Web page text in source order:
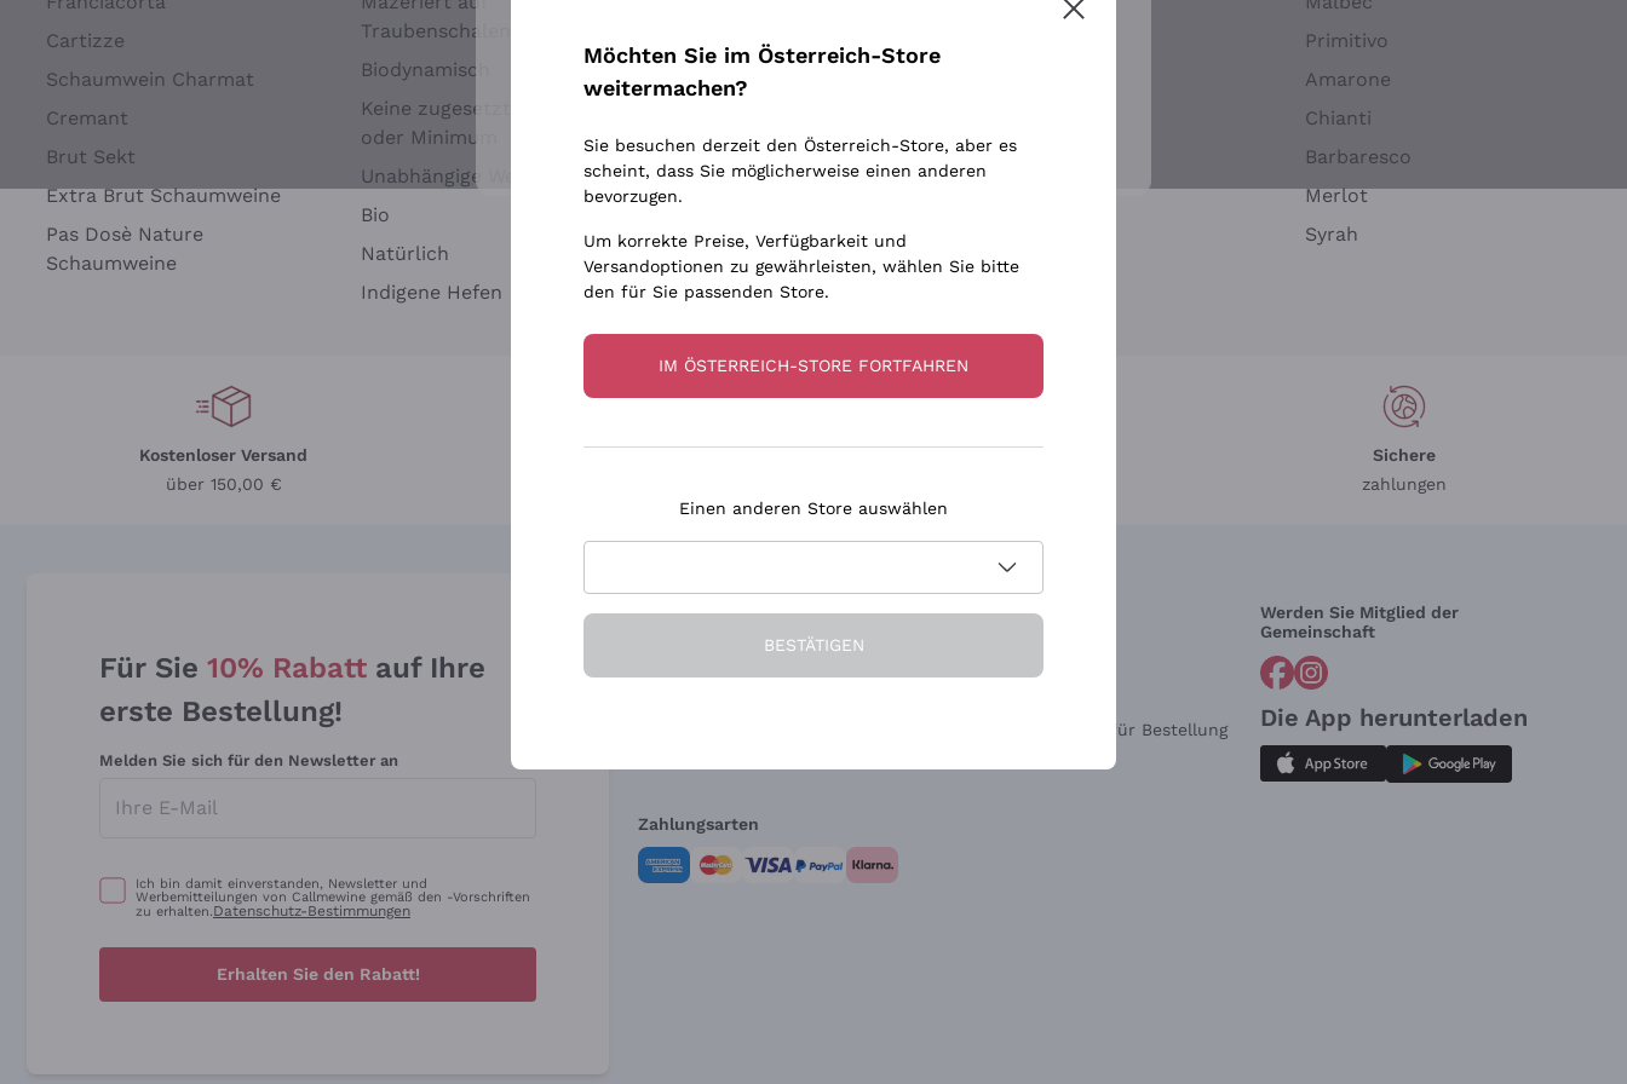
Cartizze
Schaumwein Charmat
Cremant
Brut Sekt
Extra Brut Schaumweine
Pas Dosè Nature
Schaumweine
Traubenschalen
Biodynamisch
Keine zugesetzten Sulfite
oder Minimum
Unabhängige Weinbauern
Bio
Natürlich
Indigene Hefen
Occhipinti Arianna
Biondi Santi
Argiolas
Zenato
Ca' dei Frati
Chardonnay
Primitivo
Amarone
Chianti
Barbaresco
Merlot
Syrah
Kostenloser Versand
über 150,00 €
Sichere
zahlungen
Für Sie 10% Rabatt auf Ihre
erste Bestellung!
Melden Sie sich für den Newsletter an
Ich bin damit einverstanden, Newsletter und
Werbemitteilungen von Callmewine gemäß den -Vorschriften
zu erhalten.Datenschutz-Bestimmungen
Erhalten Sie den Rabatt!
Die Firma Brauchen Sie Hilfe?
Widerrufsformular für Bestellung
Werden Sie Mitglied der
Gemeinschaft
Die App herunterladen
Zahlungsarten
Weitere Informationen finden Sie in unserem Datenschutz-Bestimmungen
Möchten Sie im Österreich-Store
weitermachen?
Sie besuchen derzeit den Österreich-Store, aber es
scheint, dass Sie möglicherweise einen anderen
bevorzugen.
Um korrekte Preise, Verfügbarkeit und
Versandoptionen zu gewährleisten, wählen Sie bitte
den für Sie passenden Store.
IM ÖSTERREICH-STORE FORTFAHREN
Einen anderen Store auswählen
BESTÄTIGEN